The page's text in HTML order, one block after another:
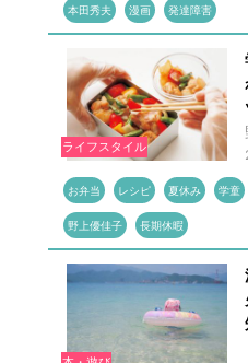
本田秀夫 漫画 発達障害
ライフスタイル
お弁当 レシピ 夏休み 学童
野上優佳子 長期休暇